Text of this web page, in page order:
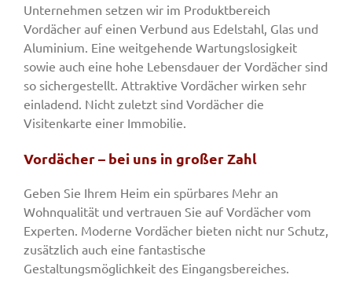
Unternehmen setzen wir im Produktbereich
Vordächer auf einen Verbund aus Edelstahl, Glas und
Aluminium. Eine weitgehende Wartungslosigkeit
sowie auch eine hohe Lebensdauer der Vordächer sind
so sichergestellt. Attraktive Vordächer wirken sehr
einladend. Nicht zuletzt sind Vordächer die
Visitenkarte einer Immobilie.
Vordächer – bei uns in großer Zahl
Geben Sie Ihrem Heim ein spürbares Mehr an
Wohnqualität und vertrauen Sie auf Vordächer vom
Experten. Moderne Vordächer bieten nicht nur Schutz,
zusätzlich auch eine fantastische
Gestaltungsmöglichkeit des Eingangsbereiches.